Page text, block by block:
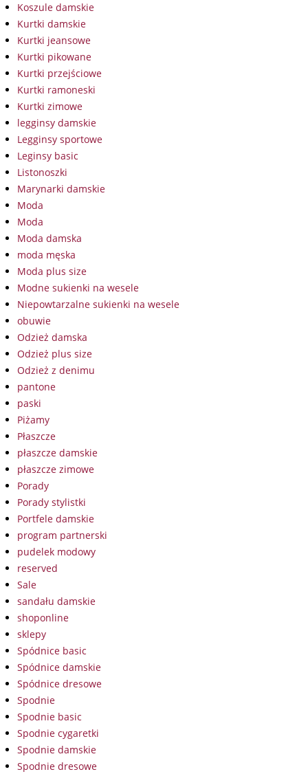
Koszule damskie
Kurtki damskie
Kurtki jeansowe
Kurtki pikowane
Kurtki przejściowe
Kurtki ramoneski
Kurtki zimowe
legginsy damskie
Legginsy sportowe
Leginsy basic
Listonoszki
Marynarki damskie
Moda
Moda
Moda damska
moda męska
Moda plus size
Modne sukienki na wesele
Niepowtarzalne sukienki na wesele
obuwie
Odzież damska
Odzież plus size
Odzież z denimu
pantone
paski
Piżamy
Płaszcze
płaszcze damskie
płaszcze zimowe
Porady
Porady stylistki
Portfele damskie
program partnerski
pudelek modowy
reserved
Sale
sandału damskie
shoponline
sklepy
Spódnice basic
Spódnice damskie
Spódnice dresowe
Spodnie
Spodnie basic
Spodnie cygaretki
Spodnie damskie
Spodnie dresowe